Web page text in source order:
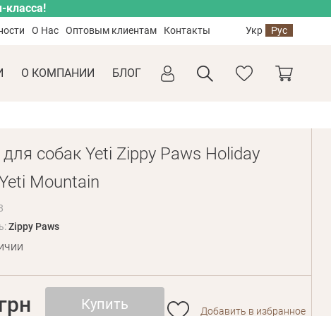
класса!
О Нас Оптовым клиентам Контакты Укр Рус
О КОМПАНИИ БЛОГ
собак Yeti Zippy Paws Holiday
Mountain
Zippy Paws
Купить Добавить в избранное